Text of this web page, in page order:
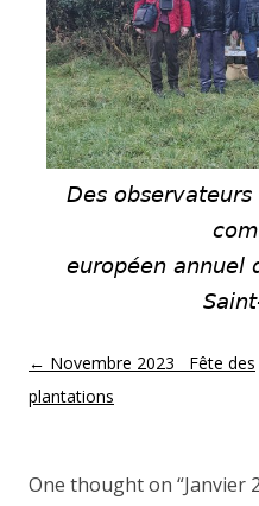
Des
européen annuel
Post navigation
← Novembre 2023 Fête des
plantations
One thought on “Janvier